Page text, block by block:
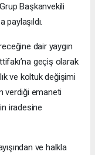
Başkanvekili
dair yaygın
geçiş olarak
ve koltuk değişimi
verdiği emaneti
iradesine
ve halkla